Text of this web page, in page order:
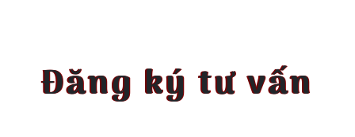
Đăng ký tư vấn